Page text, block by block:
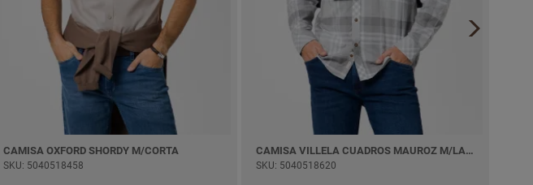
CAMISA OXFORD SHORDY M/CORTA
SKU: 5040518458
CAMISA VILLELA CUADROS MAUROZ M/LARGA
SKU: 5040518620